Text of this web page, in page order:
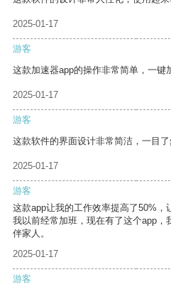
2025-01-17
游客
这款加速器app的操作非常简单，一键
2025-01-17
游客
这款软件的界面设计非常简洁，一目了
2025-01-17
游客
这款app让我的工作效率提高了50%，
我以前经常加班，现在有了这个app
伴家人。
2025-01-17
游客